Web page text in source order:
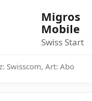
Migros
Mobile
Swiss Start
Swisscom, Art: Abo